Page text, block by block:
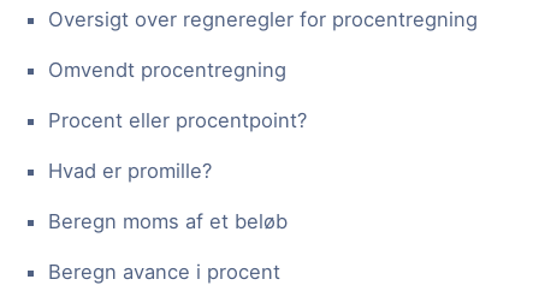
Oversigt over regneregler for procentregning
Omvendt procentregning
Procent eller procentpoint?
Hvad er promille?
Beregn moms af et beløb
Beregn avance i procent